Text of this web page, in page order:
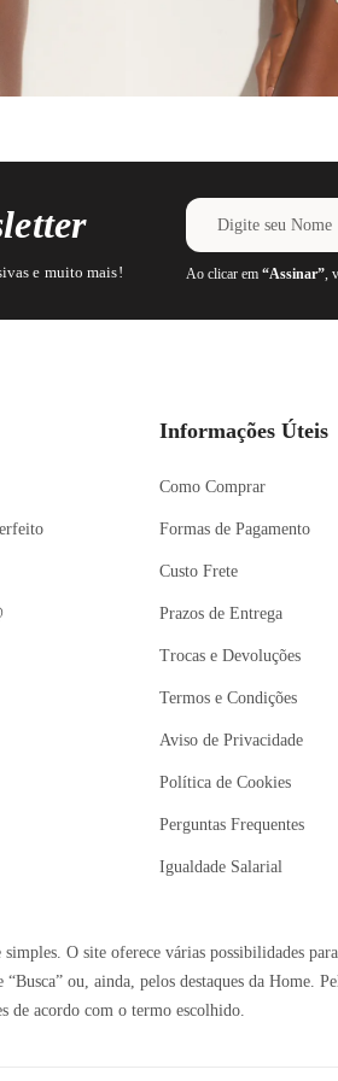
e muito mais! Ao clicar em “Assinar”,
Informações Úteis
Como Comprar
Formas de Pagamento
Custo Frete
Prazos de Entrega
Trocas e Devoluções
Termos e Condições
Aviso de Privacidade
Política de Cookies
Perguntas Frequentes
Igualdade Salarial
O site oferece várias possibilidades
ou, ainda, pelos destaques da Home.
de acordo com o termo escolhido.